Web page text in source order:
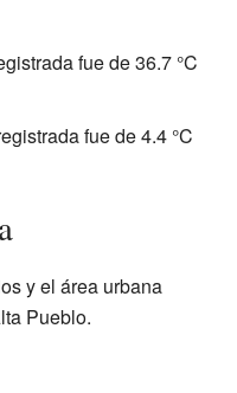
fue de 36.7 °C
fue de 4.4 °C
y el área urbana
Pueblo.